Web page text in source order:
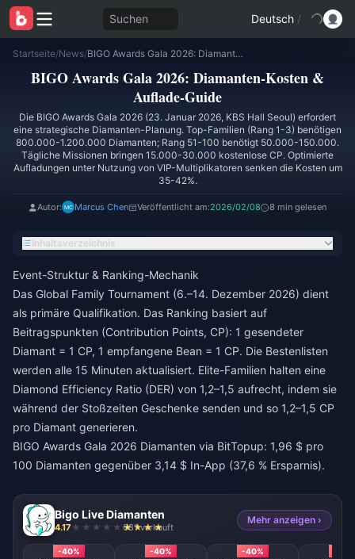
Suchen Deutsch /
Startseite/News/ BIGO Awards Gala 2026: Diamanten-Kosten & Auflade-Guide
BIGO Awards Gala 2026: Diamanten-Kosten &
Auflade-Guide
Die BIGO Awards Gala 2026 (23. Januar 2026, KBS Hall Seoul) erfordert
eine strategische Diamanten-Planung. Top-Familien (Rang 1-3) benötigen
800.000-1.200.000 Diamanten; Rang 51-100 benötigt 50.000-150.000.
Tägliche Missionen bringen 15.000-30.000 kostenlose CP. Optimierte
Aufladungen unter Nutzung von VIP-Multiplikatoren senken die Kosten um
35-42%.
Autor: Marcus Chen Veröffentlicht am:2026/02/08 8 min gelesen
Inhaltsverzeichnis
Event-Struktur & Ranking-Mechanik
Das Global Family Tournament (6.–14. Dezember 2026) dient
als primäre Qualifikation. Das Ranking basiert auf
Beitragspunkten (Contribution Points, CP): 1 gesendeter
Diamant = 1 CP, 1 empfangene Bean = 1 CP. Die Bestenlisten
werden alle 15 Minuten aktualisiert. Elite-Familien halten eine
Diamond Efficiency Ratio (DER) von 1,2–1,5 aufrecht, indem sie
während der Stoßzeiten Geschenke senden und so 1,2–1,5 CP
pro Diamant generieren.
BIGO Awards Gala 2026 Diamanten via BitTopup: 1,96 $ pro
100 Diamanten gegenüber 3,14 $ In-App (37,6 % Ersparnis).
Bigo Live Diamanten
4.17 681 verkauft
Mehr anzeigen ›
-40% -40% -40%